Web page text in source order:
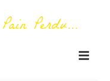
Perdu...